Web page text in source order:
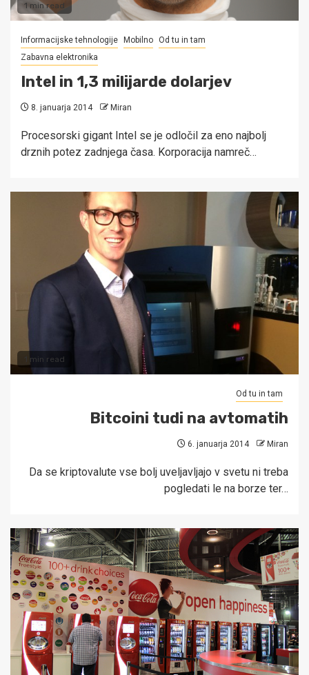
1 min read
Informacijske tehnologije Mobilno Od tu in tam
Zabavna elektronika
Intel in 1,3 milijarde dolarjev
8. januarja 2014 Miran
Procesorski gigant Intel se je odločil za eno najbolj
drznih potez zadnjega časa. Korporacija namreč…
1 min read
Od tu in tam
Bitcoini tudi na avtomatih
6. januarja 2014 Miran
Da se kriptovalute vse bolj uveljavljajo v svetu ni treba
pogledati le na borze ter…